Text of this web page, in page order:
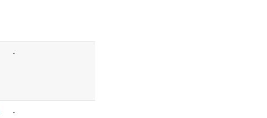
-
-